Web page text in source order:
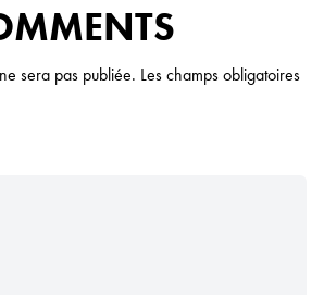
sera pas publiée. Les champs obligatoires